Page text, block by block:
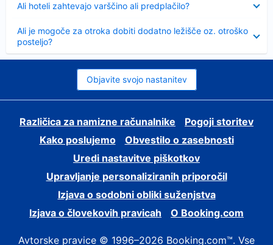
Ali hoteli zahtevajo varščino ali predplačilo?
Ali je mogoče za otroka dobiti dodatno ležišče oz. otroško
posteljo?
Objavite svojo nastanitev
Različica za namizne računalnike
Pogoji storitev
Kako poslujemo
Obvestilo o zasebnosti
Uredi nastavitve piškotkov
Upravljanje personaliziranih priporočil
Izjava o sodobni obliki suženjstva
Izjava o človekovih pravicah
O Booking.com
Avtorske pravice © 1996–2026 Booking.com™. Vse